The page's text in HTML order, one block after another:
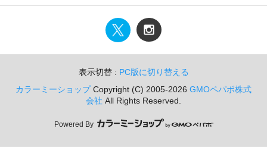
表示切替 : PC版に切り替える
カラーミーショップCopyright (C) 2005-2026 GMOペパボ株式
会社 All Rights Reserved.
Powered By